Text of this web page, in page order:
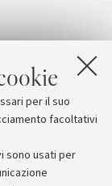
per il suo
facoltativi
sono usati per